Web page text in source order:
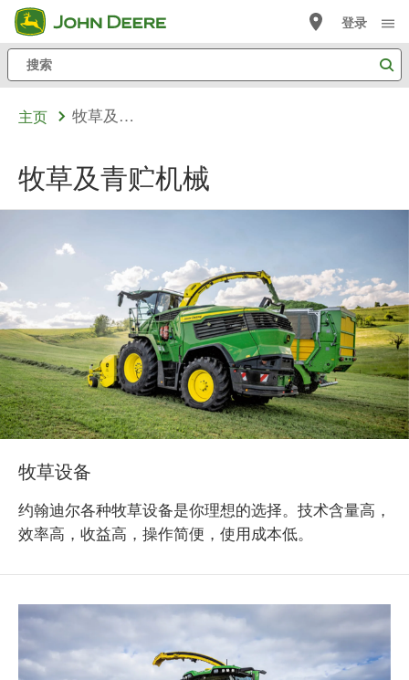
跳
至
主
内
容
搜
索
登录
主页 牧草及青贮机械
牧草及青贮机械
牧草设备
约翰迪尔各种牧草设备是你理想的选择。技术含量高，
效率高，收益高，操作简便，使用成本低。